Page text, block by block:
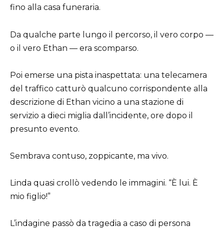
fino alla casa funeraria.
Da qualche parte lungo il percorso, il vero corpo —
o il vero Ethan — era scomparso.
Poi emerse una pista inaspettata: una telecamera
del traffico catturò qualcuno corrispondente alla
descrizione di Ethan vicino a una stazione di
servizio a dieci miglia dall’incidente, ore dopo il
presunto evento.
Sembrava contuso, zoppicante, ma vivo.
Linda quasi crollò vedendo le immagini. “È lui. È
mio figlio!”
L’indagine passò da tragedia a caso di persona